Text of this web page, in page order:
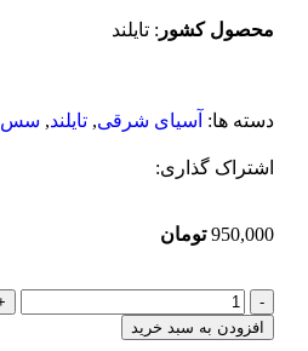
محصول کشور : تایلند
دسته ها: آسیای شرقی, تایلند, سس
اشتراک گذاری:
950,000 تومان
افزودن به سبد خرید